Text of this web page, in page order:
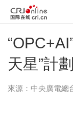
天星”計
來源：中央廣電總